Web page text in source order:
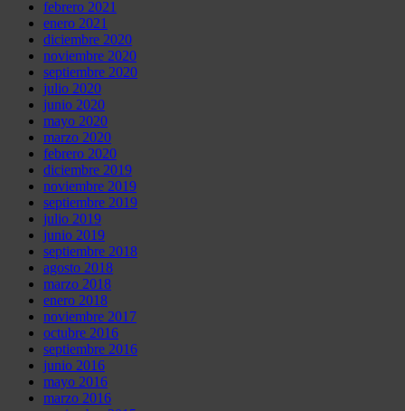
febrero 2021
enero 2021
diciembre 2020
noviembre 2020
septiembre 2020
julio 2020
junio 2020
mayo 2020
marzo 2020
febrero 2020
diciembre 2019
noviembre 2019
septiembre 2019
julio 2019
junio 2019
septiembre 2018
agosto 2018
marzo 2018
enero 2018
noviembre 2017
octubre 2016
septiembre 2016
junio 2016
mayo 2016
marzo 2016